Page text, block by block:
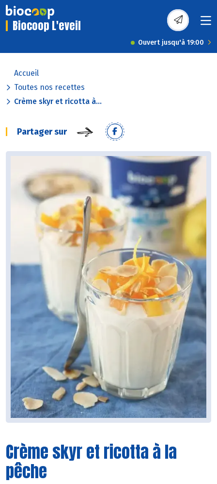
Biocoop L'eveil
Ouvert jusqu'à 19:00
Accueil
Toutes nos recettes
Crème skyr et ricotta à...
Partager sur
Crème skyr et ricotta à la
pêche